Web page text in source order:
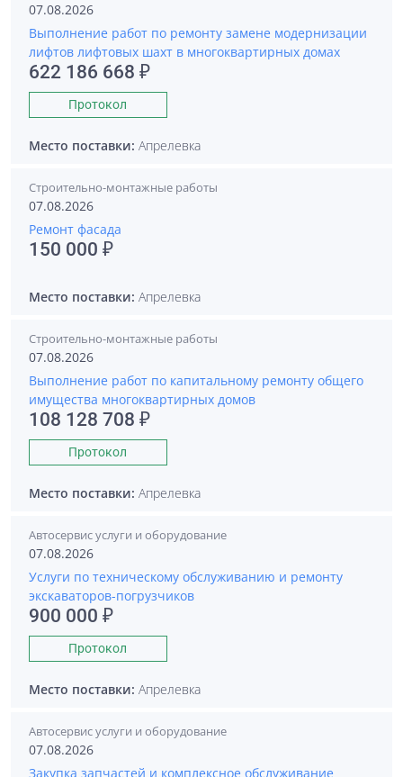
07.08.2026
Выполнение работ по ремонту замене модернизации
лифтов лифтовых шахт в многоквартирных домах
622 186 668 ₽
Протокол
Место поставки: Апрелевка
Строительно-монтажные работы
07.08.2026
Ремонт фасада
150 000 ₽
Место поставки: Апрелевка
Строительно-монтажные работы
07.08.2026
Выполнение работ по капитальному ремонту общего
имущества многоквартирных домов
108 128 708 ₽
Протокол
Место поставки: Апрелевка
Автосервис услуги и оборудование
07.08.2026
Услуги по техническому обслуживанию и ремонту
экскаваторов-погрузчиков
900 000 ₽
Протокол
Место поставки: Апрелевка
Автосервис услуги и оборудование
07.08.2026
Закупка запчастей и комплексное обслуживание